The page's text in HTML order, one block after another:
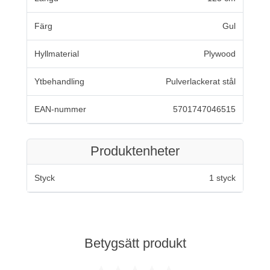
Färg Gul
Hyllmaterial Plywood
Ytbehandling Pulverlackerat stål
EAN-nummer 5701747046515
Produktenheter
Styck 1 styck
Betygsätt produkt